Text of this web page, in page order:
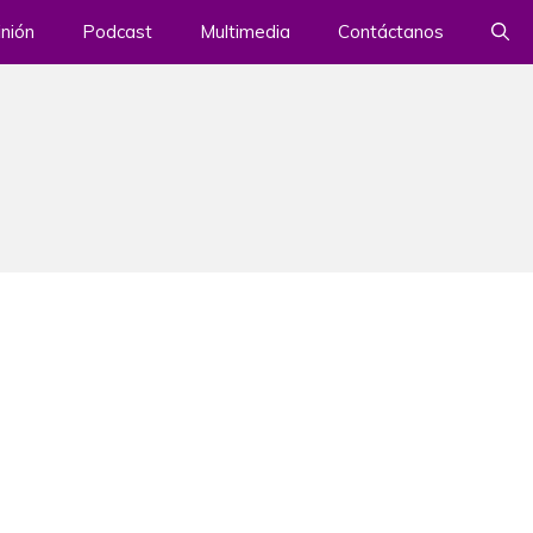
Podcast Multimedia Contáctanos